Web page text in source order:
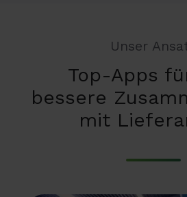
Unser
Top-Apps
bessere
mit